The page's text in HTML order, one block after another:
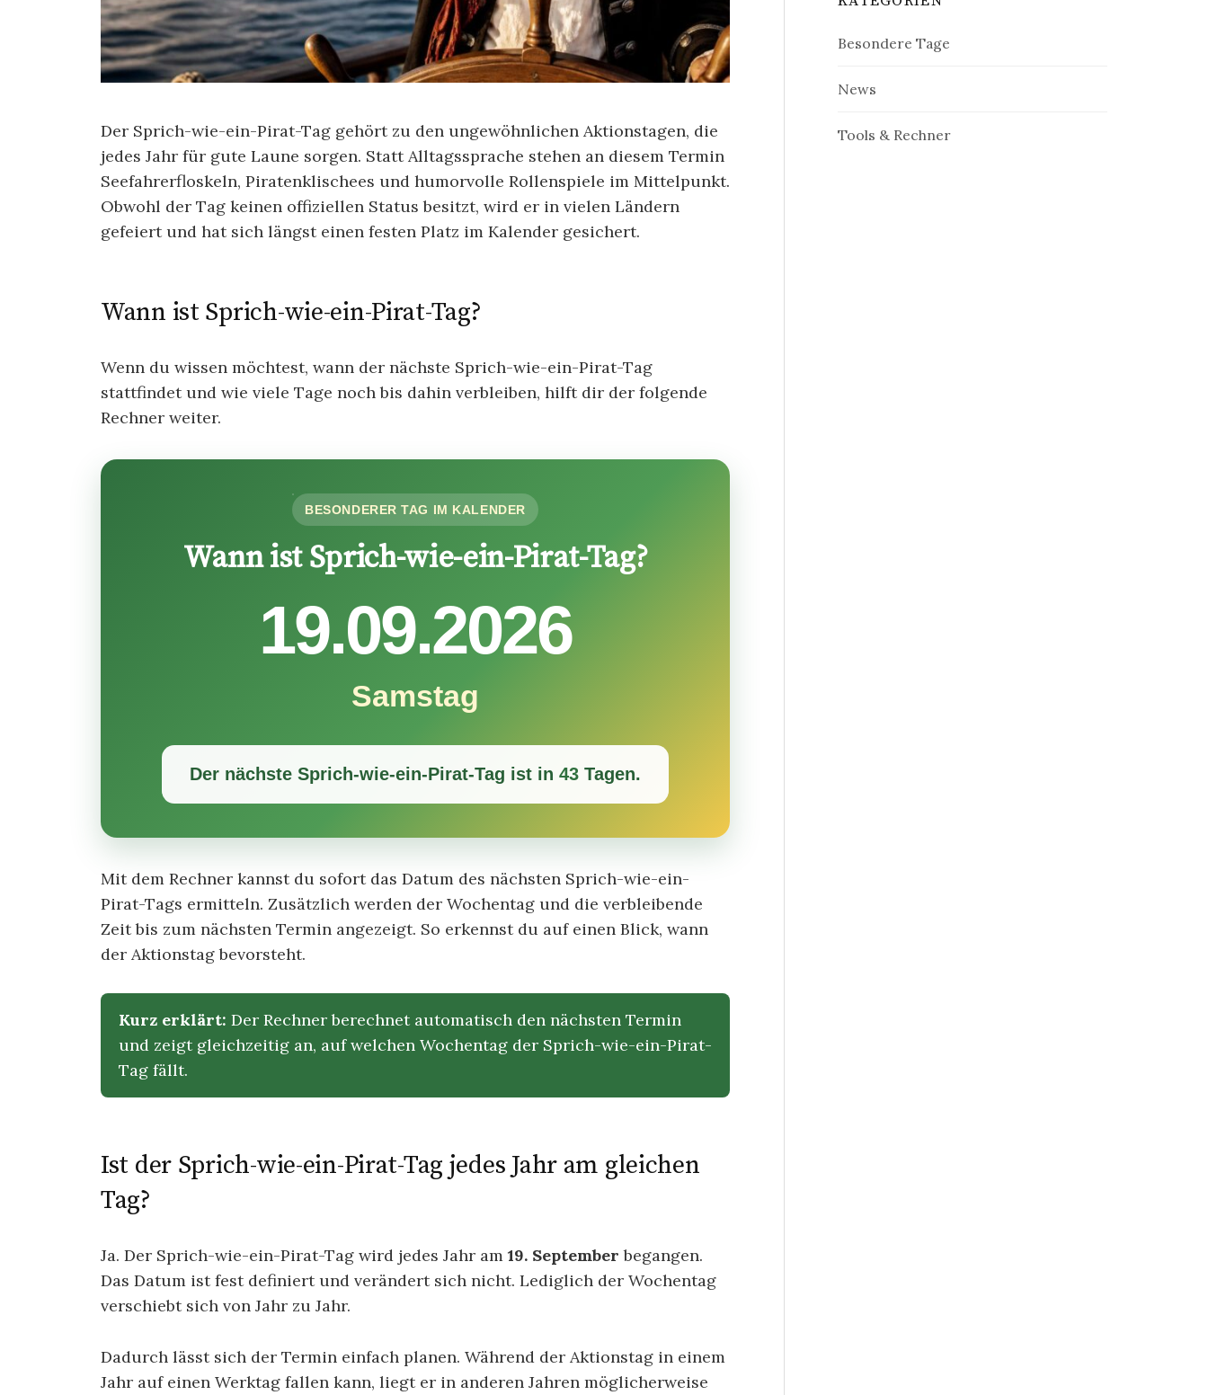
Der Sprich-wie-ein-Pirat-Tag gehört zu den ungewöhnlichen Aktionstagen, die
jedes Jahr für gute Laune sorgen. Statt Alltagssprache stehen an diesem Termin
Seefahrerfloskeln, Piratenklischees und humorvolle Rollenspiele im Mittelpunkt.
Obwohl der Tag keinen offiziellen Status besitzt, wird er in vielen Ländern
gefeiert und hat sich längst einen festen Platz im Kalender gesichert.
Wann ist Sprich-wie-ein-Pirat-Tag?
Wenn du wissen möchtest, wann der nächste Sprich-wie-ein-Pirat-Tag
stattfindet und wie viele Tage noch bis dahin verbleiben, hilft dir der folgende
Rechner weiter.
BESONDERER TAG IM KALENDER
Wann ist Sprich-wie-ein-Pirat-Tag?
19.09.2026
Samstag
Der nächste Sprich-wie-ein-Pirat-Tag ist in 43 Tagen.
Mit dem Rechner kannst du sofort das Datum des nächsten Sprich-wie-ein-
Pirat-Tags ermitteln. Zusätzlich werden der Wochentag und die verbleibende
Zeit bis zum nächsten Termin angezeigt. So erkennst du auf einen Blick, wann
der Aktionstag bevorsteht.
Kurz erklärt: Der Rechner berechnet automatisch den nächsten Termin
und zeigt gleichzeitig an, auf welchen Wochentag der Sprich-wie-ein-Pirat-
Tag fällt.
Ist der Sprich-wie-ein-Pirat-Tag jedes Jahr am gleichen
Tag?
Ja. Der Sprich-wie-ein-Pirat-Tag wird jedes Jahr am 19. September begangen.
Das Datum ist fest definiert und verändert sich nicht. Lediglich der Wochentag
verschiebt sich von Jahr zu Jahr.
Dadurch lässt sich der Termin einfach planen. Während der Aktionstag in einem
Jahr auf einen Werktag fallen kann, liegt er in anderen Jahren möglicherweise
Besondere Tage
News
Tools & Rechner